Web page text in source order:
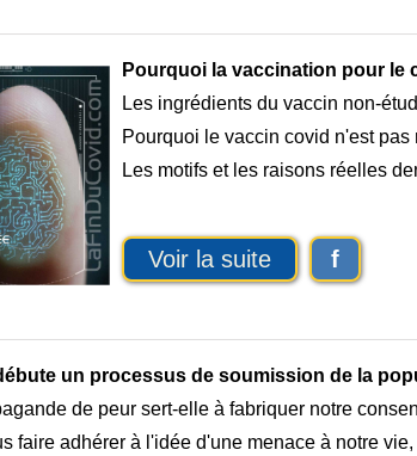
Pourquoi la vaccination pour le
Les ingrédients du vaccin non-
Pourquoi le vaccin covid n'est
Les motifs et les raisons réelles
Voir la suite f
un processus de soumission de la
de peur sert-elle à fabriquer notre
faire adhérer à l'idée d'une menace à notre